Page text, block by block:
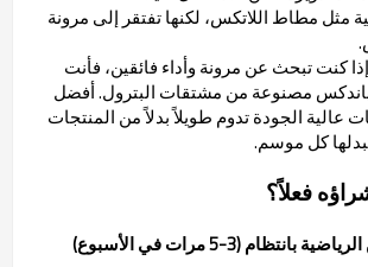
مثل مطاط اللاتكس، لكنها تفتقر إلى مرونة
كنت تبحث عن مرونة وأداء فائقين، فأنت
مصنوعة من مشتقات البترول. أفضل
عالية الجودة تدوم طويلاً بدلاً من المنتجات
كل موسم.
فعلاً؟
(3-5 مرات في الأسبوع)